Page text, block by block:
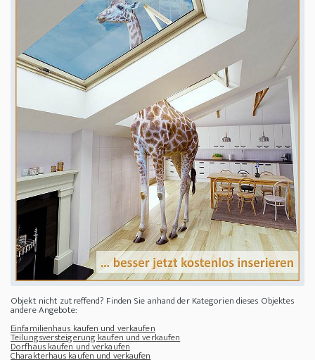
Objekt nicht zutreffend? Finden Sie anhand der Kategorien dieses Objektes
andere Angebote:
Einfamilienhaus kaufen und verkaufen
Teilungsversteigerung kaufen und verkaufen
Dorfhaus kaufen und verkaufen
Charakterhaus kaufen und verkaufen